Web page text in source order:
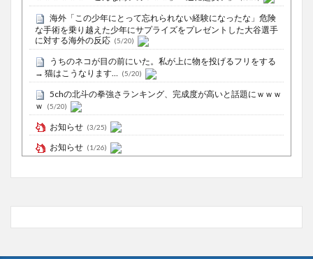
海外「この少年にとって忘れられない経験になったな」危険
な手術を乗り越えた少年にサプライズをプレゼントした大谷選手
に対する海外の反応 (5/20)
うちのネコが目の前にいた。私が上に物を投げるフリをする
→ 猫はこうなります…
(5/20)
5chの北斗の拳強さランキング、完成度が高いと話題にｗｗｗ
ｗ
(5/20)
お知らせ (3/25)
お知らせ (1/26)
の捌け口にされる